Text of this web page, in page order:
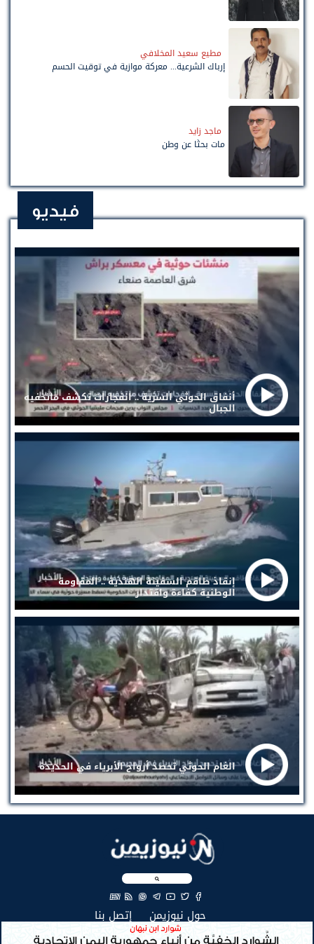
مطيع سعيد المخلافي
إرباك الشرعية... معركة موازية في توقيت الحسم
ماجد زايد
مات بحثًا عن وطن
فيديو
أنفاق الحوثي السرية .. انفجارات تكشف ماتخفيه
الجبال
إنقاذ طاقم السفينة الهندية .. المقاومة
الوطنية كفاءة واقتدار
الغام الحوثي تحصد أرواح الأبرياء في الحديدة
EN
حول نيوزيمن إتصل بنا
جميع الحقوق محفوظة لنيوزيمن © 2026